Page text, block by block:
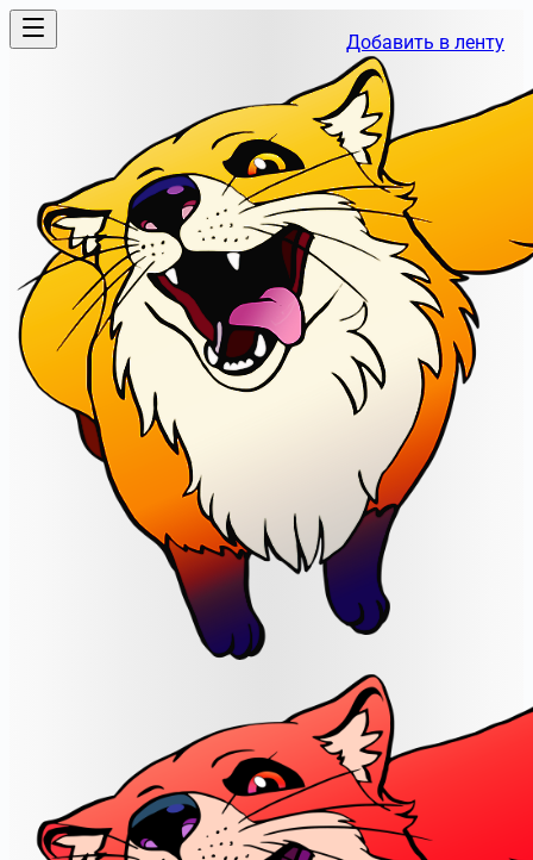
Добавить в ленту